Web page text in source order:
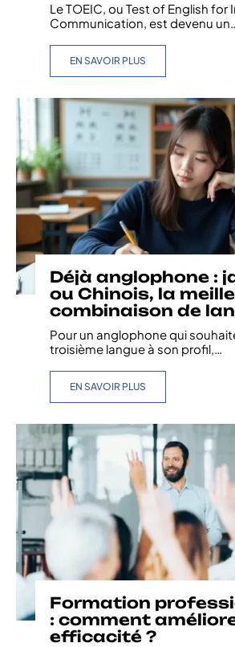
Le TOEIC, ou Test of English
Communication, est devenu un
EN SAVOIR PLUS
Déjà anglophone :
ou Chinois, la
combinaison de
Pour un anglophone qui
troisième langue à son profil,…
EN SAVOIR PLUS
Formation
: comment
efficacité ?